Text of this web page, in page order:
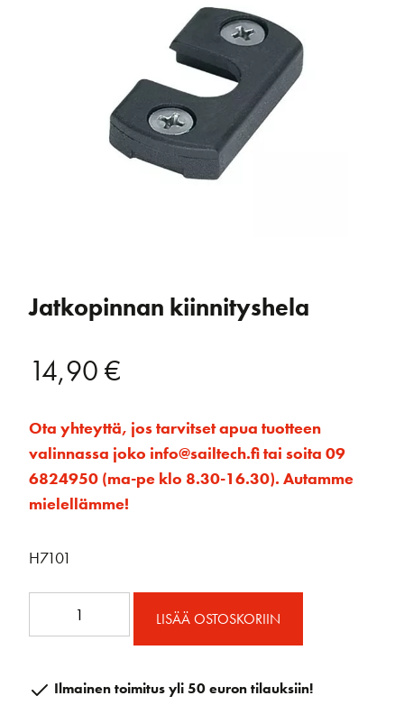
Jatkopinnan kiinnityshela
14,90€
Ota yhteyttä, jos tarvitset apua tuotteen
valinnassa joko info@sailtech.fi tai soita 09
6824950 (ma-pe klo 8.30-16.30). Autamme
mielellämme!
H7101
LISÄÄ OSTOSKORIIN
Ilmainen toimitus yli 50 euron tilauksiin!